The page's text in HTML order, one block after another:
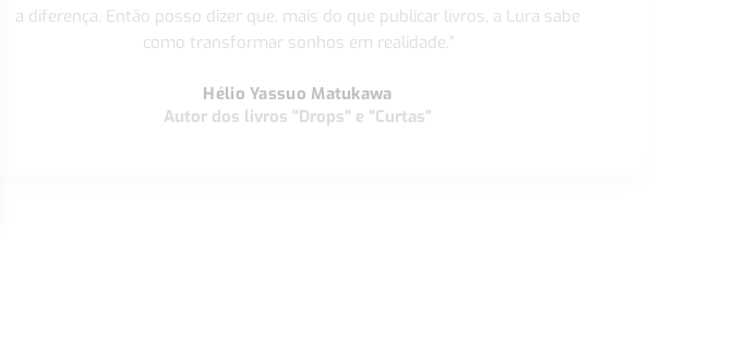
a diferença. Então posso dizer que, mais do que publicar livros, a Lura sabe
como transformar sonhos em realidade."
Hélio Yassuo Matukawa
Autor dos livros "Drops" e “Curtas”